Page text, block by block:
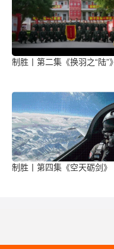
制胜丨第二集《换羽之“陆”》
制胜丨第四集《空天砺剑》